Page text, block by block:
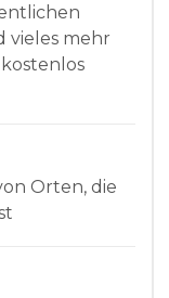
vieles mehr
Orten, die